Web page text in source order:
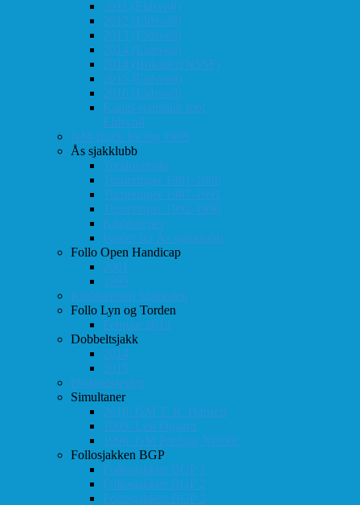
2011 (Eidsvoll)
2012 (Eidsvoll)
2013 (Eidsvoll)
2014 (Eidsvoll)
2014 (Rokaden/NSSF)
2015 (Eidsvoll)
2016 (Eidsvoll)
Kamp-statistikk mot
Eidsvoll
NM-finale for lag 1998
Ås sjakklubb
Totaloversikt
Turneringer 1981-1986
Turneringer 1987-1991
Turneringer 1992-1996
Klubbaviser
Partier fra Ås sjakklubb
Follo Open Handicap
2001
1999
Klubbavisen Sjakkalen
Follo Lyn og Torden
Februar 2013
Dobbeltsjakk
2014
2015
Østlandsserien
Simultaner
2016: GM T. R. Hansen
1999: Leif Øgaard
1996: GM Predrag Nikolic
Follosjakken BGP
Follosjakken BGP 1
Follosjakken BGP 2
Follosjakken BGP 3